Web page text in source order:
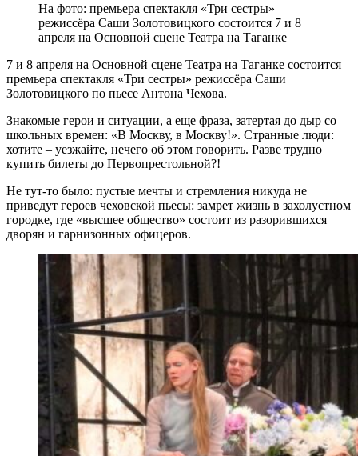
На фото: премьера спектакля «Три сестры»
режиссёра Саши Золотовицкого состоится 7 и 8
апреля на Основной сцене Театра на Таганке
7 и 8 апреля на Основной сцене Театра на Таганке состоится
премьера спектакля «Три сестры» режиссёра Саши
Золотовицкого по пьесе Антона Чехова.
Знакомые герои и ситуации, а еще фраза, затертая до дыр со
школьных времен: «В Москву, в Москву!». Странные люди:
хотите – уезжайте, нечего об этом говорить. Разве трудно
купить билеты до Первопрестольной?!
Не тут-то было: пустые мечты и стремления никуда не
приведут героев чеховской пьесы: замрет жизнь в захолустном
городке, где «высшее общество» состоит из разорившихся
дворян и гарнизонных офицеров.